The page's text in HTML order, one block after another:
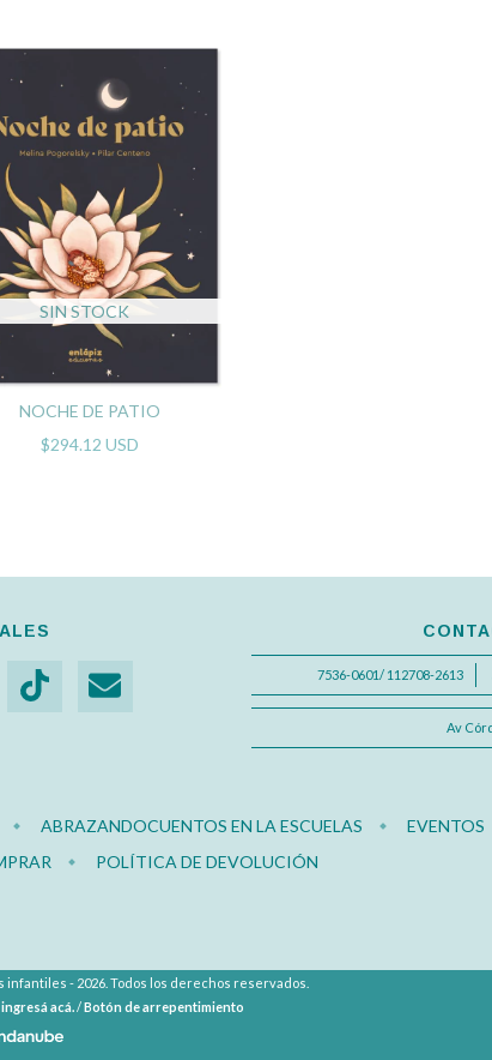
SIN STOCK
NOCHE DE PATIO
$294.12 USD
7536-0601/ 112708-2613
Av
ABRAZANDOCUENTOS EN LA ESCUELAS EVENTOS
POLÍTICA DE DEVOLUCIÓN
- 2026. Todos los derechos reservados.
ingresá acá./Botón de arrepentimiento